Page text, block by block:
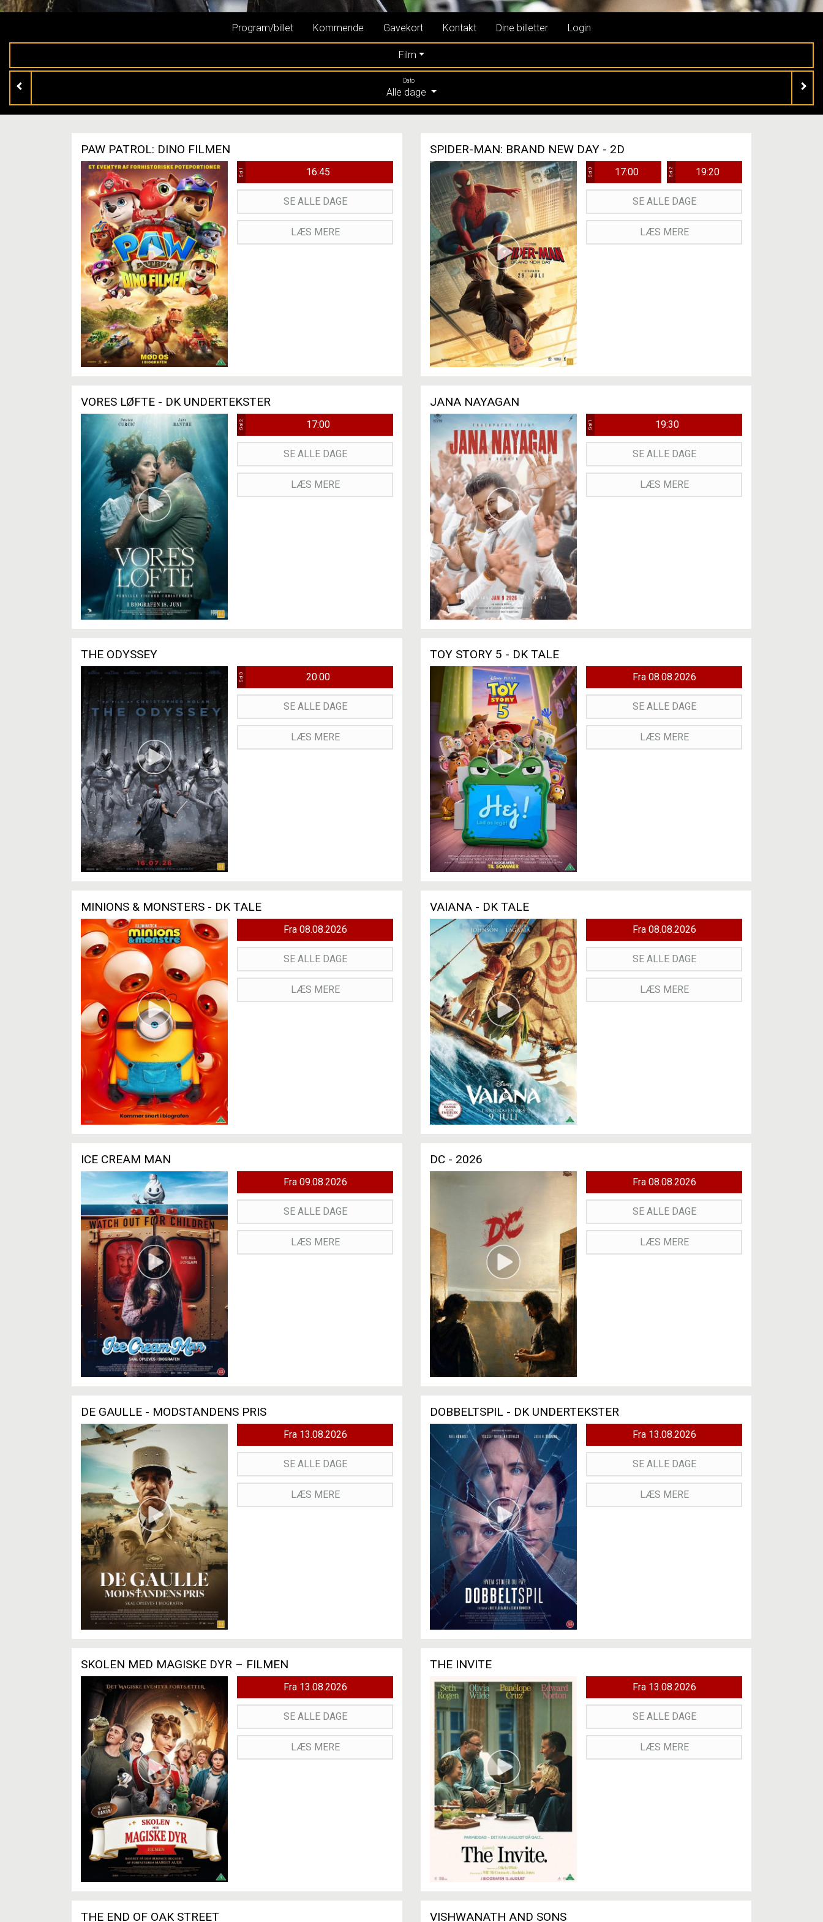
Program/billet Kommende Gavekort Kontakt Dine billetter Login
Film
Dato
Alle dage
PAW PATROL: DINO FILMEN
Sal 1 16:45
SE ALLE DAGE
LÆS MERE
SPIDER-MAN: BRAND NEW DAY - 2D
Sal 3 17:00 Sal 2 19:20
SE ALLE DAGE
LÆS MERE
VORES LØFTE - DK UNDERTEKSTER
Sal 2 17:00
SE ALLE DAGE
LÆS MERE
JANA NAYAGAN
Sal 1 19:30
SE ALLE DAGE
LÆS MERE
THE ODYSSEY
Sal 3 20:00
SE ALLE DAGE
LÆS MERE
TOY STORY 5 - DK TALE
Fra 08.08.2026
SE ALLE DAGE
LÆS MERE
MINIONS & MONSTERS - DK TALE
Fra 08.08.2026
SE ALLE DAGE
LÆS MERE
VAIANA - DK TALE
Fra 08.08.2026
SE ALLE DAGE
LÆS MERE
ICE CREAM MAN
Fra 09.08.2026
SE ALLE DAGE
LÆS MERE
DC - 2026
Fra 08.08.2026
SE ALLE DAGE
LÆS MERE
DE GAULLE - MODSTANDENS PRIS
Fra 13.08.2026
SE ALLE DAGE
LÆS MERE
DOBBELTSPIL - DK UNDERTEKSTER
Fra 13.08.2026
SE ALLE DAGE
LÆS MERE
SKOLEN MED MAGISKE DYR – FILMEN
Fra 13.08.2026
SE ALLE DAGE
LÆS MERE
THE INVITE
Fra 13.08.2026
SE ALLE DAGE
LÆS MERE
THE END OF OAK STREET VISHWANATH AND SONS